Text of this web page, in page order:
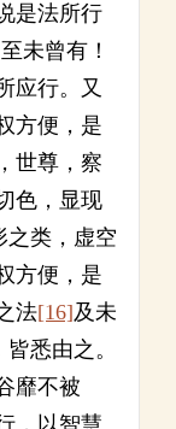
是法所行
未曾有！
应行。又
方便，是
世尊，察
色，显现
之类，虚空
方便，是
法[16]及未
悉由之。
靡不被
，以智慧